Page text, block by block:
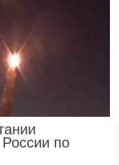
по